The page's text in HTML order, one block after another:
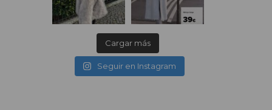
Cargar más
Seguir en Instagram